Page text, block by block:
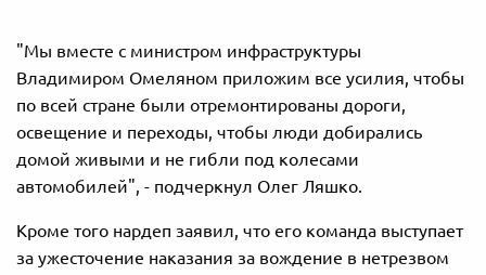
"Мы вместе с министром инфраструктуры
Владимиром Омеляном приложим все усилия, чтобы
по всей стране были отремонтированы дороги,
освещение и переходы, чтобы люди добирались
домой живыми и не гибли под колесами
автомобилей", - подчеркнул Олег Ляшко.
Кроме того нардеп заявил, что его команда выступает
за ужесточение наказания за вождение в нетрезвом